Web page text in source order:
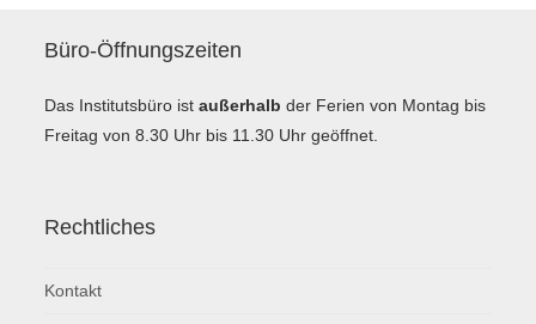
Büro-Öffnungszeiten
Das Institutsbüro istaußerhalb der Ferien von Montag bis
Freitag von 8.30 Uhr bis 11.30 Uhr geöffnet.
Rechtliches
Kontakt